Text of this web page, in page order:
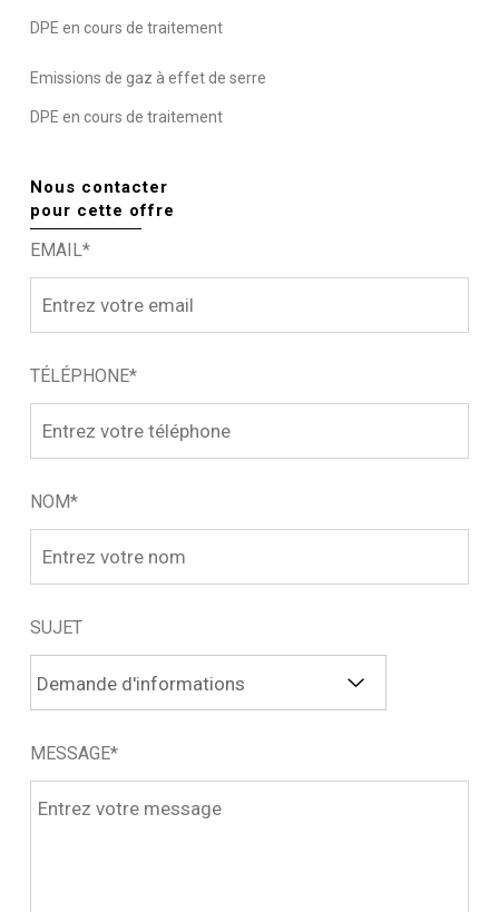
DPE en cours de traitement
Emissions de gaz à effet de serre
DPE en cours de traitement
Nous contacter
pour cette offre
EMAIL*
TÉLÉPHONE*
NOM*
SUJET
MESSAGE*